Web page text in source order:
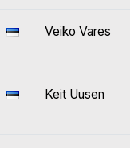
Veiko Vares
Keit Uusen